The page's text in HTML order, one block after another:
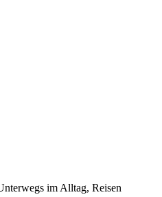
im Alltag, Reisen